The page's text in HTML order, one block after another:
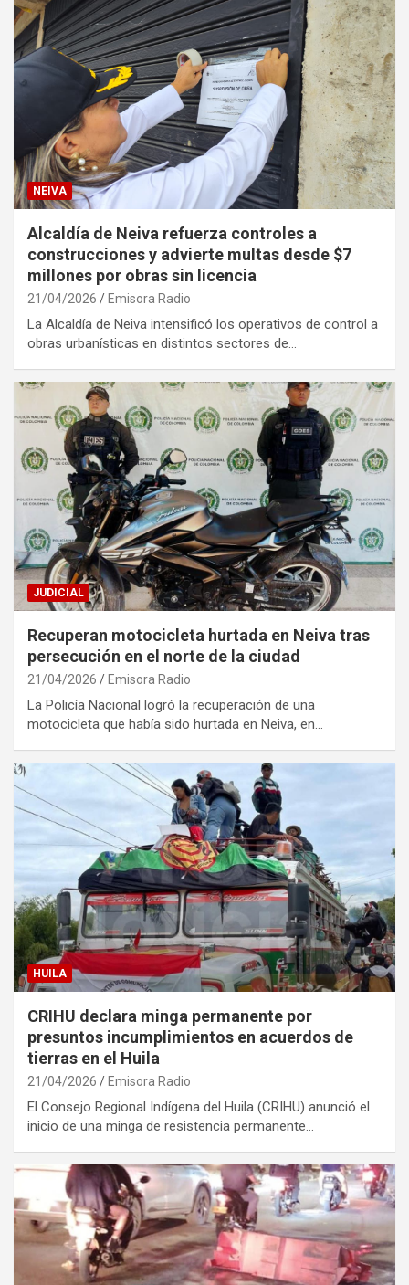
NEIVA
Alcaldía de Neiva refuerza controles a
construcciones y advierte multas desde $7
millones por obras sin licencia
21/04/2026 Emisora Radio
La Alcaldía de Neiva intensificó los operativos de control a
obras urbanísticas en distintos sectores de…
JUDICIAL
Recuperan motocicleta hurtada en Neiva tras
persecución en el norte de la ciudad
21/04/2026 Emisora Radio
La Policía Nacional logró la recuperación de una
motocicleta que había sido hurtada en Neiva, en…
HUILA
CRIHU declara minga permanente por
presuntos incumplimientos en acuerdos de
tierras en el Huila
21/04/2026 Emisora Radio
El Consejo Regional Indígena del Huila (CRIHU) anunció el
inicio de una minga de resistencia permanente…